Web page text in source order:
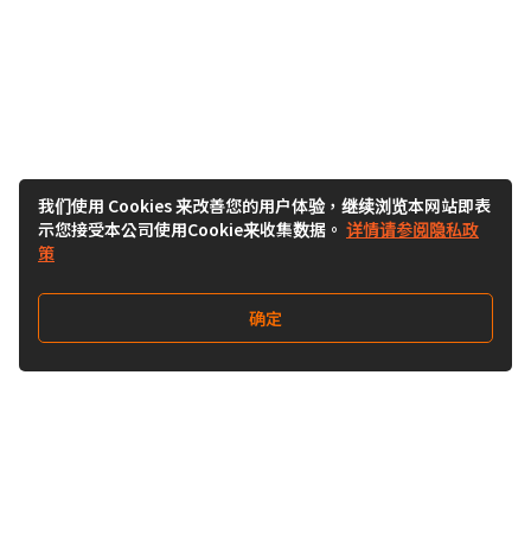
我们使用 Cookies 来改善您的用户体验，继续浏览本网站即表
示您接受本公司使用Cookie来收集数据。 详情请参阅隐私政
策
确定